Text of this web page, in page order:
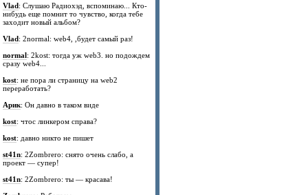
Vlad: Слушаю Радиохэд, вспоминаю... Кто-
нибудь еще помнит то чувство, когда тебе
заходит новый альбом?
Vlad: 2normal: web4, ,будет самый раз!
normal: 2kost: тогда уж web3. но подождем
сразу web4...
kost: не пора ли страницу на web2
переработать?
Арик: Он давно в таком виде
kost: чтос линкером справа?
kost: давно никто не пишет
st41n: 2Zombrero: снято очень слабо, а
проект — супер!
st41n: 2Zombrero: ты — красава!